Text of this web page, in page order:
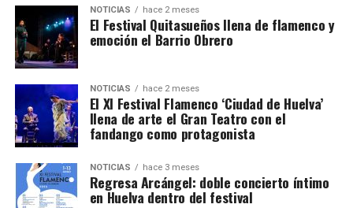
NOTICIAS hace 2 meses
El Festival Quitasueños llena de flamenco y
emoción el Barrio Obrero
NOTICIAS hace 2 meses
El XI Festival Flamenco ‘Ciudad de Huelva’
llena de arte el Gran Teatro con el
fandango como protagonista
NOTICIAS hace 3 meses
Regresa Arcángel: doble concierto íntimo
en Huelva dentro del festival